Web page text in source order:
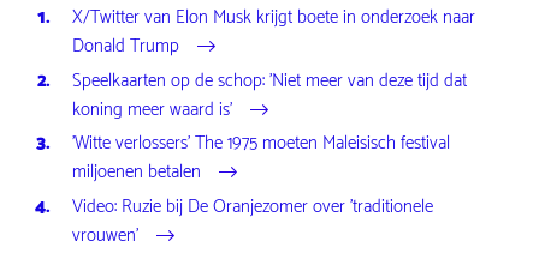
X/Twitter van Elon Musk krijgt boete in onderzoek naar
Donald Trump
Speelkaarten op de schop: 'Niet meer van deze tijd dat
koning meer waard is'
'Witte verlossers' The 1975 moeten Maleisisch festival
miljoenen betalen
Video: Ruzie bij De Oranjezomer over 'traditionele
vrouwen'